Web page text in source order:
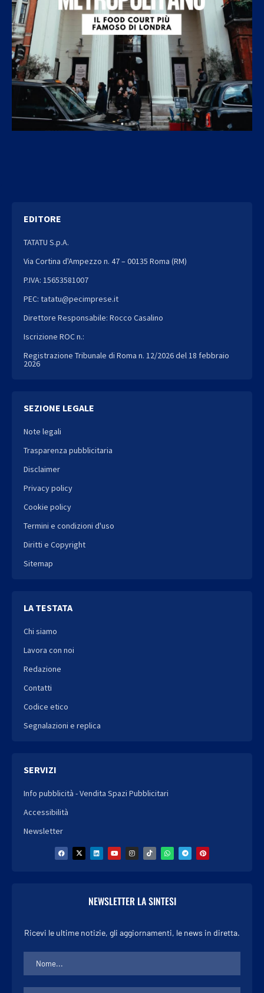
EDITORE
TATATU S.p.A.
Via Cortina d'Ampezzo n. 47 – 00135 Roma (RM)
P.IVA: 15653581007
PEC: tatatu@pecimprese.it
Direttore Responsabile: Rocco Casalino
Iscrizione ROC n.:
Registrazione Tribunale di Roma n. 12/2026 del 18 febbraio
2026
SEZIONE LEGALE
Note legali
Trasparenza pubblicitaria
Disclaimer
Privacy policy
Cookie policy
Termini e condizioni d'uso
Diritti e Copyright
Sitemap
LA TESTATA
Chi siamo
Lavora con noi
Redazione
Contatti
Codice etico
Segnalazioni e replica
SERVIZI
Info pubblicità - Vendita Spazi Pubblicitari
Accessibilità
Newsletter
NEWSLETTER LA SINTESI
Ricevi le ultime notizie, gli aggiornamenti, le news in diretta.